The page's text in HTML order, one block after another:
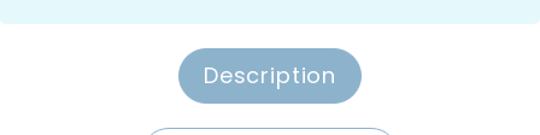
Description